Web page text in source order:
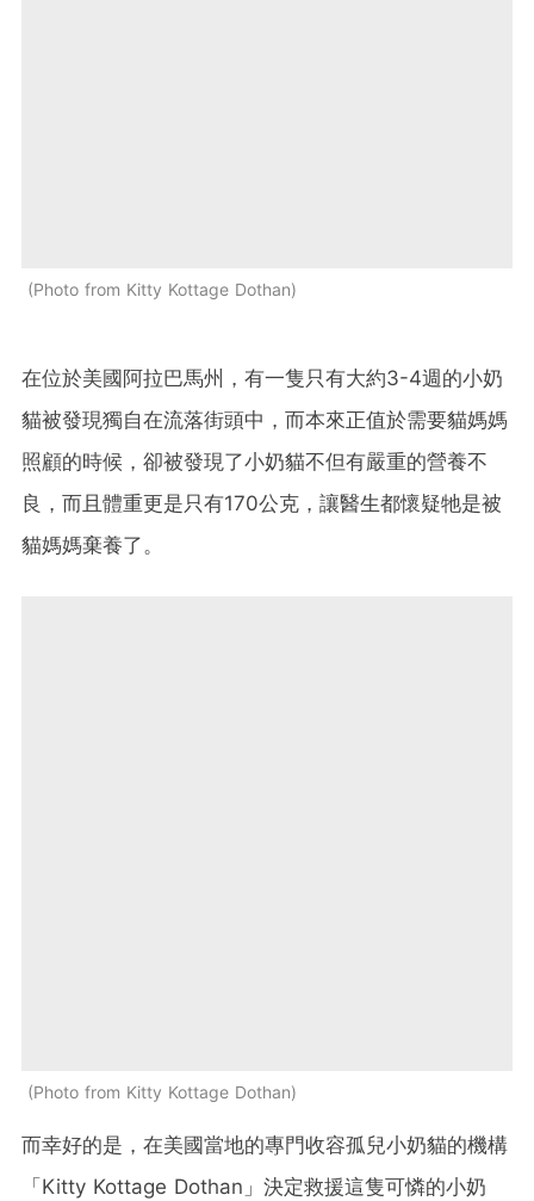
Photo from Kitty Kottage Dothan
在位於美國阿拉巴馬州，有一隻只有大約3-4週的小奶
貓被發現獨自在流落街頭中，而本來正值於需要貓媽媽
照顧的時候，卻被發現了小奶貓不但有嚴重的營養不
良，而且體重更是只有170公克，讓醫生都懷疑牠是被
貓媽媽棄養了。
Photo from Kitty Kottage Dothan
而幸好的是，在美國當地的專門收容孤兒小奶貓的機構
「Kitty Kottage Dothan」決定救援這隻可憐的小奶